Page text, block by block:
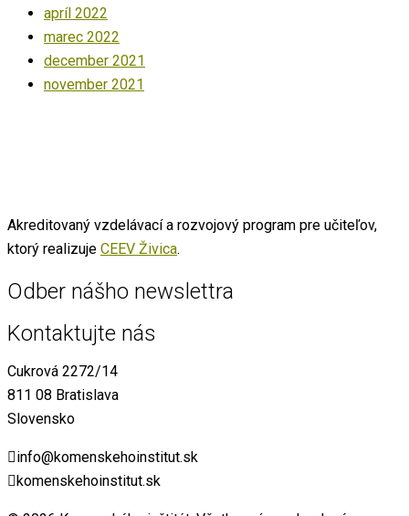
apríl 2022
marec 2022
december 2021
november 2021
Akreditovaný vzdelávací a rozvojový program pre učiteľov,
ktorý realizuje CEEV Živica.
Odber nášho newslettra
Kontaktujte nás
Cukrová 2272/14
811 08 Bratislava
Slovensko
info@komenskehoinstitut.sk
komenskehoinstitut.sk